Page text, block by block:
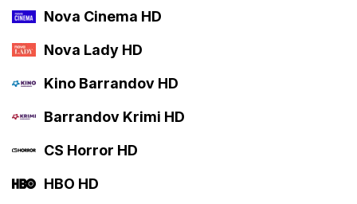
Nova Cinema HD
Nova Lady HD
Kino Barrandov HD
Barrandov Krimi HD
CS Horror HD
HBO HD